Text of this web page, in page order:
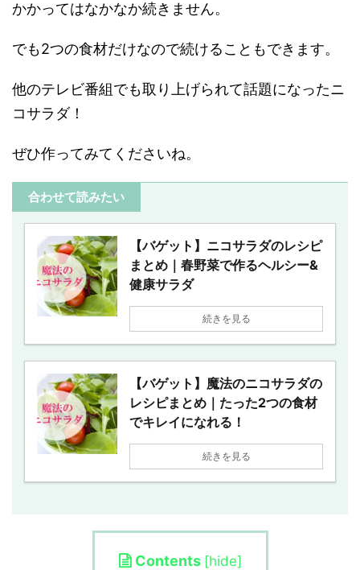
かかってはなかなか続きません。
でも2つの食材だけなので続けることもできます。
他のテレビ番組でも取り上げられて話題になったニ
コサラダ！
ぜひ作ってみてくださいね。
合わせて読みたい
【バゲット】ニコサラダのレシピ
まとめ｜春野菜で作るヘルシー&
健康サラダ
続きを見る
【バゲット】魔法のニコサラダの
レシピまとめ｜たった2つの食材
でキレイになれる！
続きを見る
Contents [hide]